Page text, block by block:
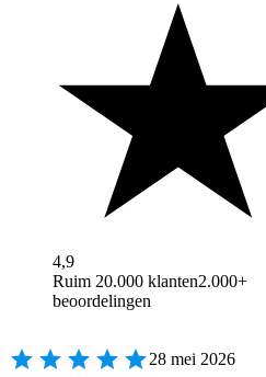
4,9
Ruim 20.000 klanten2.000+
beoordelingen
28 mei 2026